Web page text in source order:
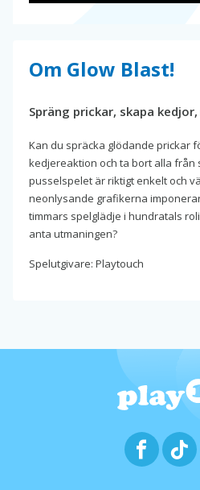
Om Glow Blast!
Spräng prickar, skapa
Kan du spräcka glödande prickar
kedjereaktion och ta bort alla från
pusselspelet är riktigt enkelt och
neonlysande grafikerna
timmars spelglädje i hundratals
anta utmaningen?
Spelutgivare: Playtouch